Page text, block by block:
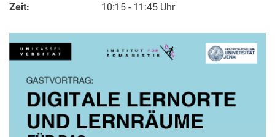
Zeit:
10:15 - 11:45 Uhr